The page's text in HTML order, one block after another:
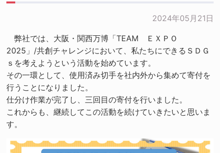
2024年05月21日
弊社では、大阪・関西万博「TEAM ＥＸＰＯ
2025」/共創チャレンジにおいて、私たちにできるＳＤＧ
ｓを考えようという活動を始めています。
その一環として、使用済み切手を社内外から集めて寄付を
行うことになりました。
仕分け作業が完了し、三回目の寄付を行いました。
これからも、継続してこの活動を続けていきたいと思いま
す。